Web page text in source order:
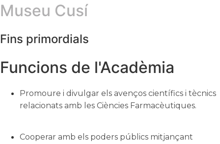
Museu Cusí
Fins primordials
Funcions de l'Acadèmia
Promoure i divulgar els avenços científics i tècnics
relacionats amb les Ciències Farmacèutiques.
Cooperar amb els poders públics mitjançant